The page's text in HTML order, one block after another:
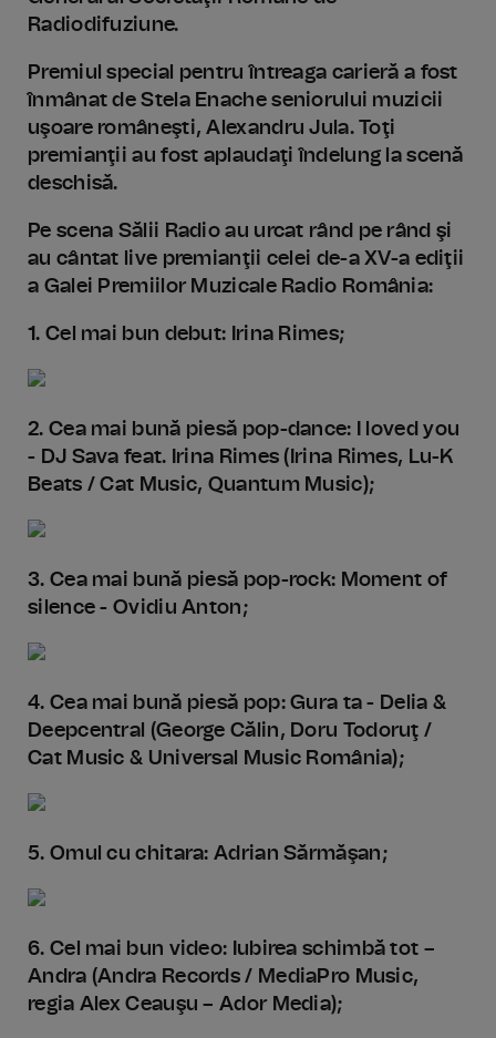
Radiodifuziune.
Premiul special pentru întreaga carieră a fost
înmânat de Stela Enache seniorului muzicii
uşoare româneşti, Alexandru Jula. Toţi
premianţii au fost aplaudaţi îndelung la scenă
deschisă.
Pe scena Sălii Radio au urcat rând pe rând şi
au cântat live premianţii celei de-a XV-a ediţii
a Galei Premiilor Muzicale Radio România:
1. Cel mai bun debut: Irina Rimes;
2. Cea mai bună piesă pop-dance: I loved you
- DJ Sava feat. Irina Rimes (Irina Rimes, Lu-K
Beats / Cat Music, Quantum Music);
3. Cea mai bună piesă pop-rock: Moment of
silence - Ovidiu Anton;
4. Cea mai bună piesă pop: Gura ta - Delia &
Deepcentral (George Călin, Doru Todoruţ /
Cat Music & Universal Music România);
5. Omul cu chitara: Adrian Sărmăşan;
6. Cel mai bun video: Iubirea schimbă tot –
Andra (Andra Records / MediaPro Music,
regia Alex Ceauşu – Ador Media);